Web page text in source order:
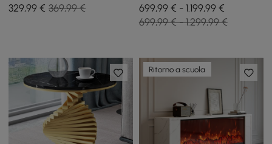
329,99 € 369,99 €
220 cm
699,99 € - 1.199,99 €
699,99 € - 1.299,99 €
Ritorno a scuola